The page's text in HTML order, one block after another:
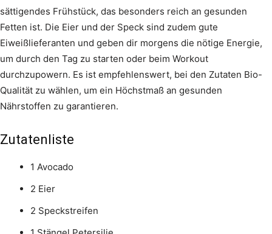
sättigendes Frühstück, das besonders reich an gesunden
Fetten ist. Die Eier und der Speck sind zudem gute
Eiweißlieferanten und geben dir morgens die nötige Energie,
um durch den Tag zu starten oder beim Workout
durchzupowern. Es ist empfehlenswert, bei den Zutaten Bio-
Qualität zu wählen, um ein Höchstmaß an gesunden
Nährstoffen zu garantieren.
Zutatenliste
1 Avocado
2 Eier
2 Speckstreifen